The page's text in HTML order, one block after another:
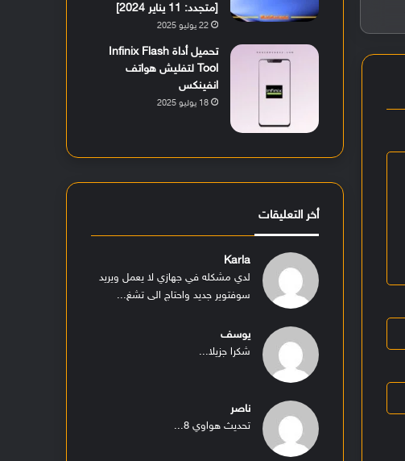
[متجدد: 11 يناير 2024]
22 يوليو 2025
تحميل أداة Infinix Flash
Tool لتفليش هواتف
انفينكس
18 يوليو 2025
أخر التعليقات
Karla
لدي مشكله في جهازي لا يعمل ويريد
سوفتوير جديد واحتاج الى تشغ...
يوسف
شكرا جزيلا...
ناصر
تحديث هواوي 8...